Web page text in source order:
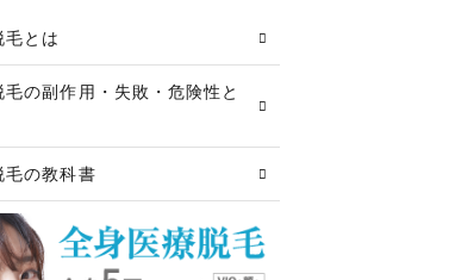
毛とは
毛の副作用・失敗・危険性と
毛の教科書